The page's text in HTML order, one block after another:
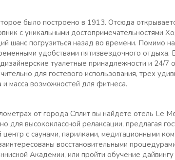
было построено в 1913. Отсюда
с уникальными достопримечательностями
шанс погрузиться назад во времени. Помимо
удобствами пятизвездочного отдыха.
туалетные принадлежности и 24/7
для гостевого использования, трех
и масса возможностей для фитнеса.
от города Сплит вы найдете отель Le
для высококлассной релаксации, предлагая
с саунами, парилками, медитационными
восстановительными
Академии, или пройти обучение